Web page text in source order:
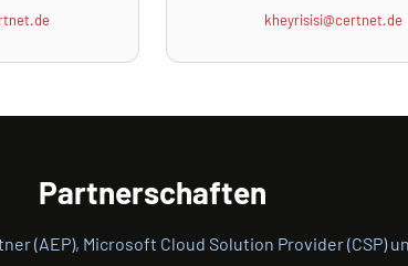
kheyrisisi@certnet.de
Partnerschaften
(AEP), Microsoft Cloud Solution Provider (CSP)